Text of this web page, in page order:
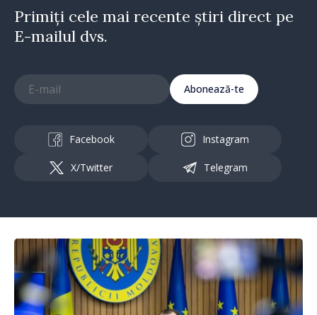
Primiți cele mai recente știri direct pe
E-mailul dvs.
Abonează-te
Facebook Instagram
X/Twitter Telegram